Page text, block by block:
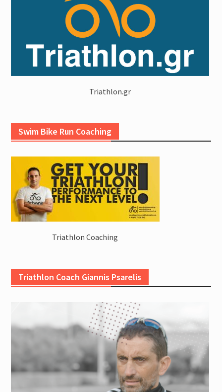
Triathlon.gr
Swim Bike Run Coaching
Triathlon Coaching
Triathlon Coach Giannis Psarelis